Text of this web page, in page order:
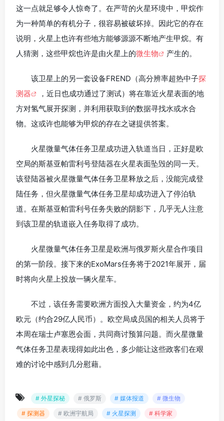
这一点就足够令人惊奇了。在严苛的火星环境中，甲烷作
为一种简单的有机分子，很容易被破坏掉。因此它的存在
说明，火星上也许有些地方能够源源不断地产生甲烷。有
人猜测，这些甲烷也许是由火星上的微生物 产生的。
该卫星上的另一套设备FREND（高分辨率超热中子探
测器
，近日也成功通过了测试）将在靠近火星表面的地
方对氢气展开探测，并利用获取到的数据寻找水或水合
物。这或许也能够为甲烷的存在之谜提供答案。
火星微量气体任务卫星成功进入轨道当日，正好是欧
空局的斯基亚帕雷利号登陆器在火星表面坠毁的同一天。
该登陆器被火星微量气体任务卫星释放之后，没能完成登
陆任务，但火星微量气体任务卫星却成功进入了停泊轨
道。在斯基亚帕雷利号任务失败的阴影下，几乎无人注意
到该卫星的轨道嵌入任务取得了成功。
火星微量气体任务卫星是欧洲与俄罗斯火星合作项目
的第一阶段。接下来的ExoMars任务将于2021年展开，届
时将向火星上投放一辆火星车。
不过，该任务需要欧洲方面投入大量资金，约为4亿
欧元（约合29亿人民币）。欧空局成员国的相关人员将于
本周在瑞士卢塞恩会面，共同商讨预算问题。而火星微量
气体任务卫星表现得如此出色，多少能让这些政客们在艰
难的讨论中感到几分慰藉。
# 外星探秘 # 俄罗斯 # 媒体报道
# 微生物
# 探测器
# 欧洲宇航局 # 火星探测
# 科学家